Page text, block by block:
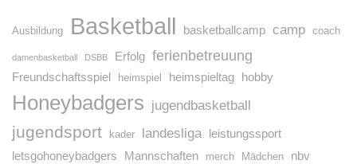
Ausbildung Basketball basketballcamp camp coach
damenbasketball DSBB Erfolg ferienbetreuung
Freundschaftsspiel heimspiel heimspieltag hobby
Honeybadgers jugendbasketball
jugendsport kader landesliga leistungssport
letsgohoneybadgers
Mannschaften merch Mädchen nbv